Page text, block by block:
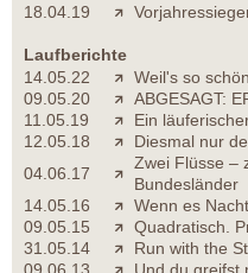
18.04.19
Laufberichte
14.05.22
Weil's so
09.05.20
ABGESAGT:
11.05.19
Ein
12.05.18
Diesmal nur
04.06.17
Zwei Flüsse –
Bundesländer
14.05.16
Wenn es
09.05.15
Quadratisch.
31.05.14
Run with the